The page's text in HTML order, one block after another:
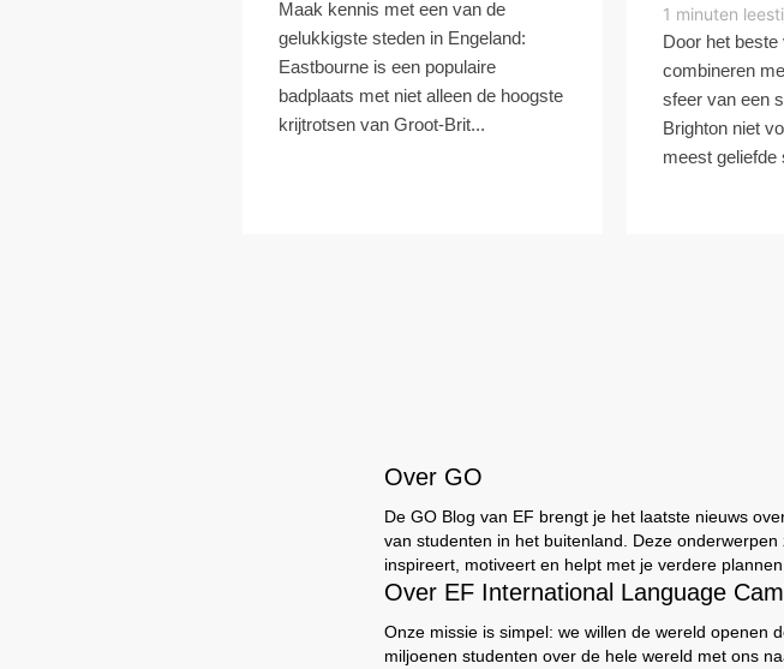
Maak kennis met een van de
gelukkigste steden in Engeland:
Eastbourne is een populaire
badplaats met niet alleen de hoogste
krijtrotsen van Groot-Brit...
1 minuten
Door het beste
combineren
sfeer van een
Brighton niet
meest geliefde
Over GO
De GO Blog van EF brengt je het laatste nieuws
van studenten in het buitenland. Deze
inspireert, motiveert en helpt met je verdere plannen
Over EF International Language
Onze missie is simpel: we willen de wereld openen
miljoenen studenten over de hele wereld met ons